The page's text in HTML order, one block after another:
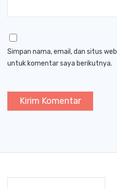
Simpan nama, email, dan situs
untuk komentar saya berikutnya.